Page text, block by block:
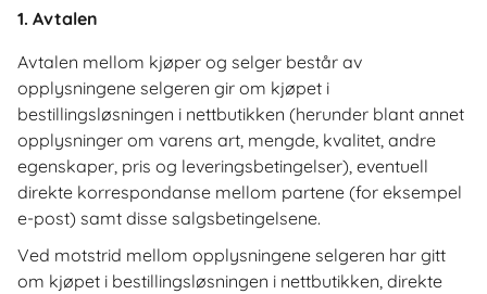
1. Avtalen
Avtalen mellom kjøper og selger består av
opplysningene selgeren gir om kjøpet i
bestillingsløsningen i nettbutikken (herunder blant annet
opplysninger om varens art, mengde, kvalitet, andre
egenskaper, pris og leveringsbetingelser), eventuell
direkte korrespondanse mellom partene (for eksempel
e-post) samt disse salgsbetingelsene.
Ved motstrid mellom opplysningene selgeren har gitt
om kjøpet i bestillingsløsningen i nettbutikken, direkte